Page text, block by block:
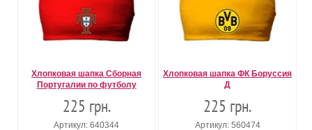
Хлопковая шапка Сборная
Португалии по футболу
225 грн.
Артикул: 640344
Хлопковая шапка ФК Боруссия
Д
225 грн.
Артикул: 560474